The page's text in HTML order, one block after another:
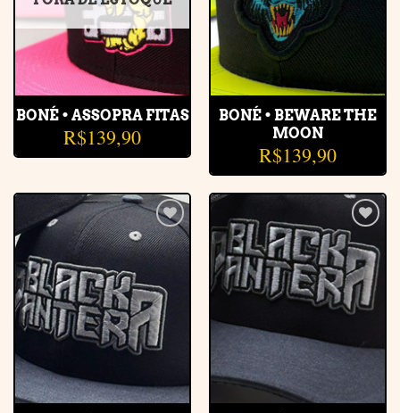
BONÉ • ASSOPRA FITAS
R$139,90
BONÉ • BEWARE THE
MOON
R$139,90
Adicionar
à lista de
desejos
Adicionar
à lista de
desejos